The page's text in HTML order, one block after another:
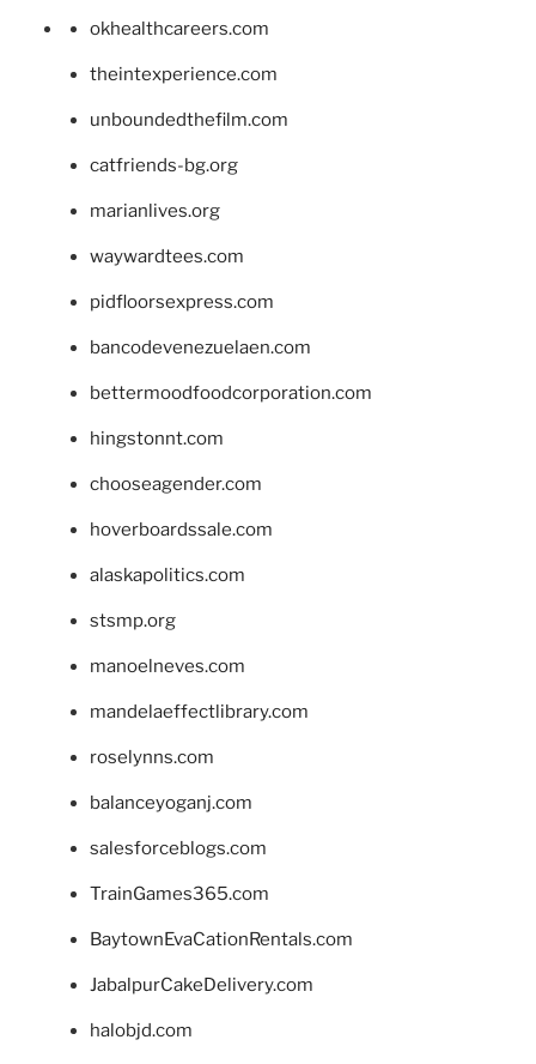
okhealthcareers.com
theintexperience.com
unboundedthefilm.com
catfriends-bg.org
marianlives.org
waywardtees.com
pidfloorsexpress.com
bancodevenezuelaen.com
bettermoodfoodcorporation.com
hingstonnt.com
chooseagender.com
hoverboardssale.com
alaskapolitics.com
stsmp.org
manoelneves.com
mandelaeffectlibrary.com
roselynns.com
balanceyoganj.com
salesforceblogs.com
TrainGames365.com
BaytownEvaCationRentals.com
JabalpurCakeDelivery.com
halobjd.com